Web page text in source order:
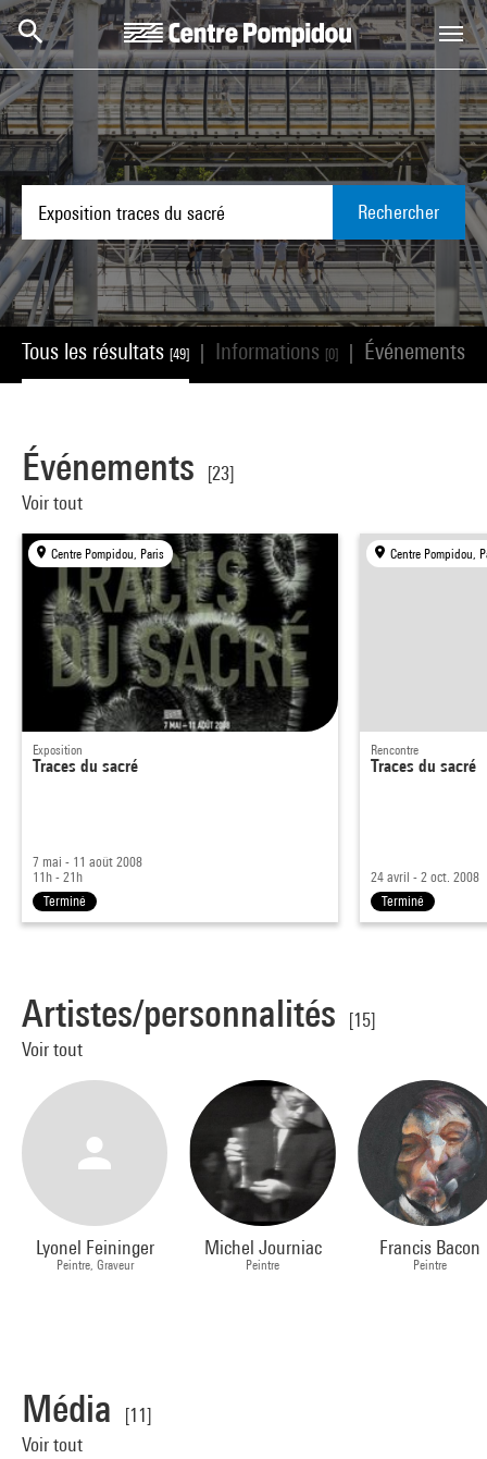
Aller au contenu principal
Centre Pompidou
Rechercher
Tous les résultats [49] Informations [0] Événements
Événements
[23]
Voir tout
Centre Pompidou, Paris
Exposition
Traces du sacré
7 mai - 11 août 2008
11h - 21h
Terminé
Centre Pompidou,
Rencontre
Traces du sacré
24 avril - 2 oct. 2008
Terminé
Artistes/personnalités
[15]
Voir tout
Lyonel Feininger
Peintre, Graveur
Michel Journiac
Peintre
Francis Bacon
Peintre
Média
[11]
Voir tout